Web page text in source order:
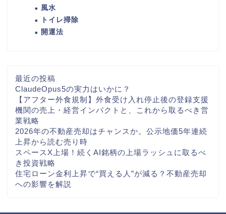
風水
トイレ掃除
開運法
最近の投稿
ClaudeOpus5の実力はいかに？
【アフター外食規制】外食受け入れ停止後の登録支援
機関の売上・経営インパクトと、これから取るべき営
業戦略
2026年の不動産売却はチャンスか。公示地価5年連続
上昇から読む売り時
スペースX上場！続くAI銘柄の上場ラッシュに取るべ
き投資戦略
住宅ローン金利上昇で“買える人”が減る？不動産売却
への影響を解説